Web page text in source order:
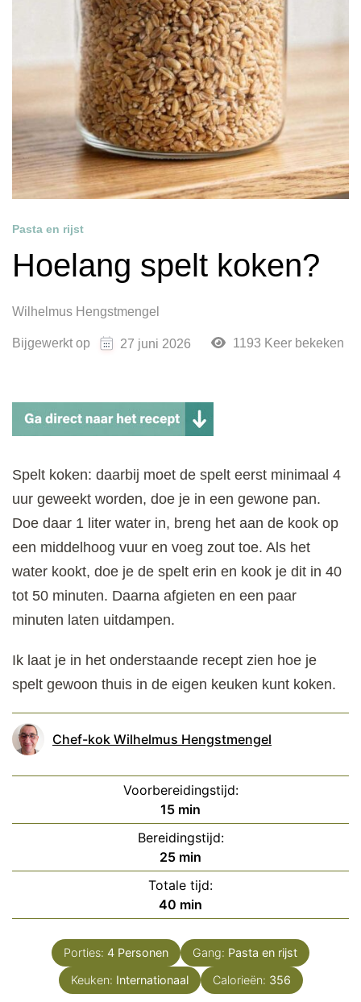
Pasta en rijst
Hoelang spelt koken?
Wilhelmus Hengstmengel
Bijgewerkt op 27 juni 2026 1193 Keer bekeken
Spelt koken: daarbij moet de spelt eerst minimaal 4
uur geweekt worden, doe je in een gewone pan.
Doe daar 1 liter water in, breng het aan de kook op
een middelhoog vuur en voeg zout toe. Als het
water kookt, doe je de spelt erin en kook je dit in 40
tot 50 minuten. Daarna afgieten en een paar
minuten laten uitdampen.
Ik laat je in het onderstaande recept zien hoe je
spelt gewoon thuis in de eigen keuken kunt koken.
Chef-kok Wilhelmus Hengstmengel
Voorbereidingstijd:
15minuten
min
Bereidingstijd:
25minuten
min
Totale tijd:
40 minuten
min
Porties: 4 Personen Gang: Pasta en rijst
Keuken: Internationaal Calorieën: 356